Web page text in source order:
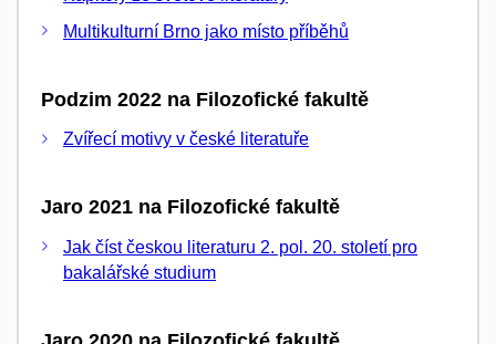
Multikulturní Brno jako místo příběhů
Podzim 2022 na Filozofické fakultě
Zvířecí motivy v české literatuře
Jaro 2021 na Filozofické fakultě
Jak číst českou literaturu 2. pol. 20. století pro
bakalářské studium